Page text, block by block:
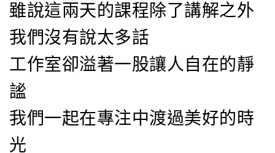
雖說這兩天的課程除了講解之外
我們沒有說太多話
工作室卻溢著一股讓人自在的靜
謐
我們一起在專注中渡過美好的時
光